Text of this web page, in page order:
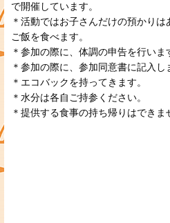
で開催しています。
＊活動ではお子さんだけの預かり
ご飯を食べます。
＊参加の際に、体調の申告を行いま
＊参加の際に、参加同意書に記入し
＊エコバックを持ってきます。
＊水分は各自ご持参ください。
＊提供する食事の持ち帰りはできま